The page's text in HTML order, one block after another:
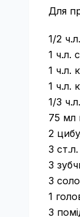
Для
1/2
1 ч.л.
1 ч.л.
1 ч.л.
1/3
75 мл
2
3 ст.л.
3
3
1
3